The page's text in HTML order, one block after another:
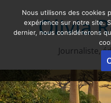
content
Olivia
Journaliste,
Nous utilisons des cookies
expérience sur notre site.
dernier, nous considérerons